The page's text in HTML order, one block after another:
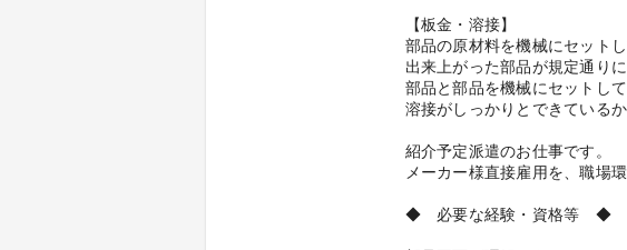
【板金・溶接】
部品の原材料を機械にセット
出来上がった部品が規定通り
部品と部品を機械にセットし
溶接がしっかりとできている
紹介予定派遣のお仕事です。
メーカー様直接雇用を、職場
◆ 必要な経験・資格等 ◆